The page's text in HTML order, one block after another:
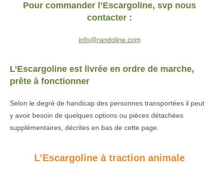
Pour commander l’Escargoline, svp nous
contacter :
info@randoline.com
L’Escargoline est livrée en ordre de marche,
prête à fonctionner
Selon le degré de handicap des personnes transportées il peut
y avoir besoin de quelques options ou pièces détachées
supplémentaires, décrites en bas de cette page.
L’Escargoline à traction animale